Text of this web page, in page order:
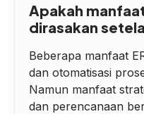
Apakah
dirasakan
Beberapa manfaat
dan otomatisasi
Namun manfaat
dan perencanaan